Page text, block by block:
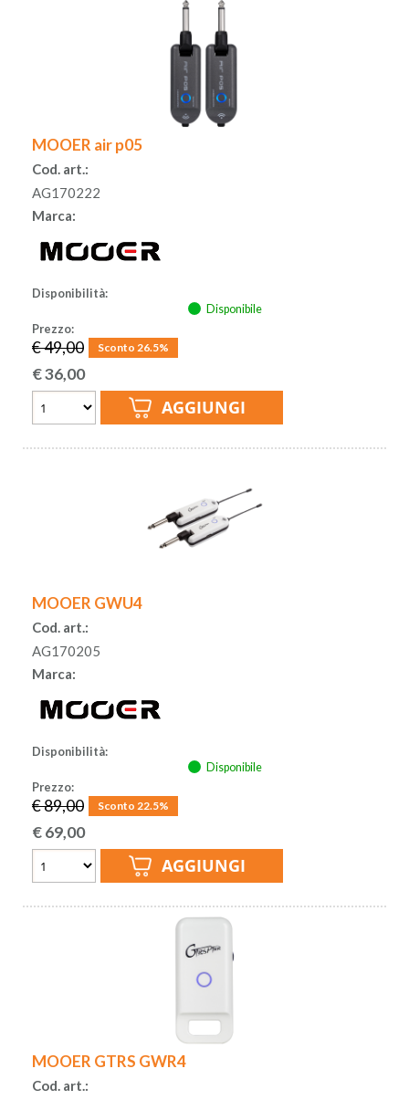
MOOER air p05
Cod. art.:
AG170222
Marca:
Disponibilità:
Disponibile
Prezzo:
€ 49,00 Sconto 26.5%
€36,00
MOOER GWU4
Cod. art.:
AG170205
Marca:
Disponibilità:
Disponibile
Prezzo:
€ 89,00 Sconto 22.5%
€69,00
MOOER GTRS GWR4
Cod. art.: